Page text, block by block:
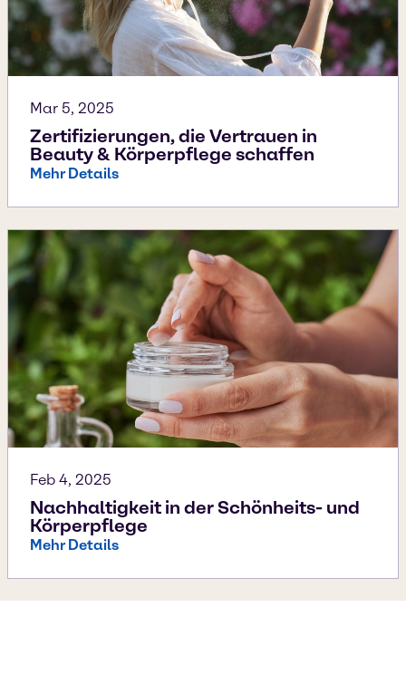
Mar 5, 2025
Zertifizierungen, die Vertrauen in
Beauty & Körperpflege schaffen
Mehr Details
Feb 4, 2025
Nachhaltigkeit in der Schönheits- und
Körperpflege
Mehr Details